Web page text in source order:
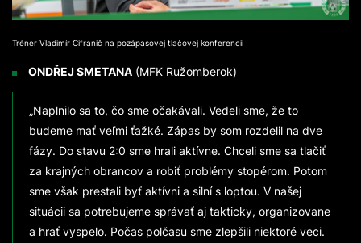
Tréner Vladimír Cifranič na pozápasovej tlačovej konferencii
ONDŘEJ SMETANA (MFK Ružomberok)
„Naplnilo sa to, čo sme očakávali. Vedeli sme, že to
budeme mať veľmi ťažké. Zápas by som rozdelil na dve
fázy. Do stavu 2:0 sme hrali aktívne. Chceli sme sa tlačiť
za krajných obrancov a robiť problémy stopérom. Potom
sme však prestali byť aktívni a silní s loptou. V našej
situácii sa potrebujeme správať aj takticky, organizovane
a hrať vyspelo. Počas polčasu sme zlepšili niektoré veci.